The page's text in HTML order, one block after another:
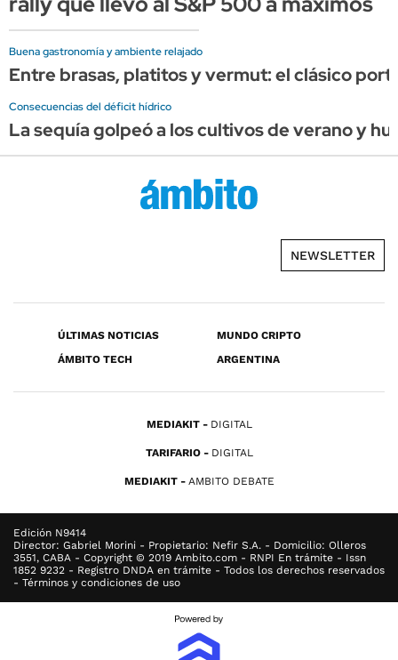
Buena gastronomía y ambiente relajado
Entre brasas, platitos y vermut: el clásico
Consecuencias del déficit hídrico
La sequía golpeó a los cultivos de verano y
NEWSLETTER
ÚLTIMAS NOTICIAS
MUNDO CRIPTO
ÁMBITO TECH
ARGENTINA
MEDIAKIT DIGITAL
TARIFARIO DIGITAL
MEDIAKIT AMBITO DEBATE
Edición N9414
Director: Gabriel Morini - Propietario: Nefir S.A. - Domicilio: Olleros
3551, CABA - Copyright © 2019 Ambito.com - RNPI En trámite - Issn
1852 9232 - Registro DNDA en trámite - Todos los derechos reservados
- Términos y condiciones de uso